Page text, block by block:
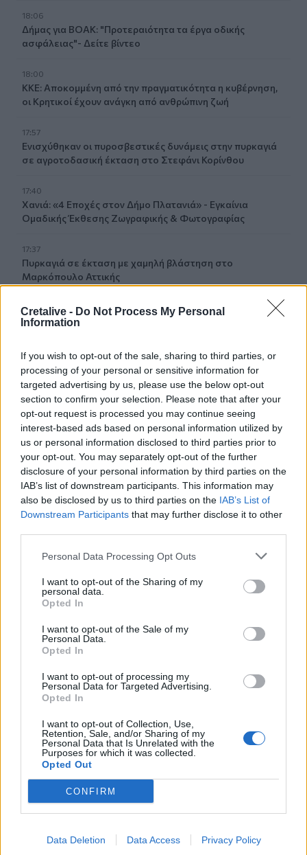
Cretalive - Do Not Process My Personal
Information
If you wish to opt-out of the sale, sharing to third parties, or
processing of your personal or sensitive information for
targeted advertising by us, please use the below opt-out
section to confirm your selection. Please note that after your
opt-out request is processed you may continue seeing
interest-based ads based on personal information utilized by
us or personal information disclosed to third parties prior to
your opt-out. You may separately opt-out of the further
disclosure of your personal information by third parties on the
IAB’s list of downstream participants. This information may
also be disclosed by us to third parties on the IAB’s List of
Downstream Participants that may further disclose it to other
Personal Data Processing Opt Outs
I want to opt-out of the Sharing of my
personal data.
Opted In
I want to opt-out of the Sale of my
Personal Data.
Opted In
I want to opt-out of processing my
Personal Data for Targeted Advertising.
Opted In
I want to opt-out of Collection, Use,
Retention, Sale, and/or Sharing of my
Personal Data that Is Unrelated with the
Purposes for which it was collected.
Opted Out
CONFIRM
Data Deletion Data Access Privacy Policy
18:06
Δήμας για ΒΟΑΚ: "Προτεραιότητα τα έργα οδικής
ασφάλειας"- Δείτε βίντεο
18:00
ΚΚΕ: Αποκομμένη από την πραγματικότητα η κυβέρνηση,
οι Κρητικοί έχουν ανάγκη από ανθρώπινη ζωή
17:57
Ενισχύθηκαν οι πυροσβεστικές δυνάμεις στην πυρκαγιά
σε αγροτοδασική έκταση στο Στεφάνι Κορίνθου
17:40
Χανιά: «4 Εποχές στον Δήμο Πλατανιά» - Εγκαίνια
Ομαδικής Έκθεσης Ζωγραφικής & Φωτογραφίας
17:37
Πυρκαγιά σε έκταση με χαμηλή βλάστηση στο
Μαρκόπουλο Αττικής
17:32
Ελληνικός Ερυθρός Σταυρός: Τι πρέπει να περιέχει ένα
Aποκαλύψεις σοκ για απειλές θανάτου στο Μουντιάλ:
«Θα ανατινάξω τον Μέσι με τέσσερις βόμβες!»
17:22
Δήμος Πλατανιά: Συνεχίζονται οι καλοκαιρινές
εκδηλώσεις “Πολιτιστικό Καλοκαίρι 2026, 16ο Φεστιβάλ
Γη - Πολιτισμός- Τουρισμός”
17:10
Δήμος Ανωγείων: Ένταξη έργου αγροτικής οδοποιίας στο
Στρατηγικό Σχέδιο ΚΑΠ 2023–2027
ΣΧΕΤΙΚA AΡΘΡΑ
Χανιά: «4 Εποχές στον Δήμο Πλατανιά» - Εγκαίνια
Πλατανιά» - Εγκαίνια Ομαδικής
Έκθεσης Ζωγραφικής &
Φωτογραφίας
Δήμος Πλατανιά: Συνεχίζονται οι καλοκαιρινές
ΠΟΛΙΤΙΣΜΟΣ
Δήμος Πλατανιά: Συνεχίζονται οι
Δήμος Πλατανιά: Συνεχίζονται οι
“Πολιτιστικό Καλοκαίρι 2026,